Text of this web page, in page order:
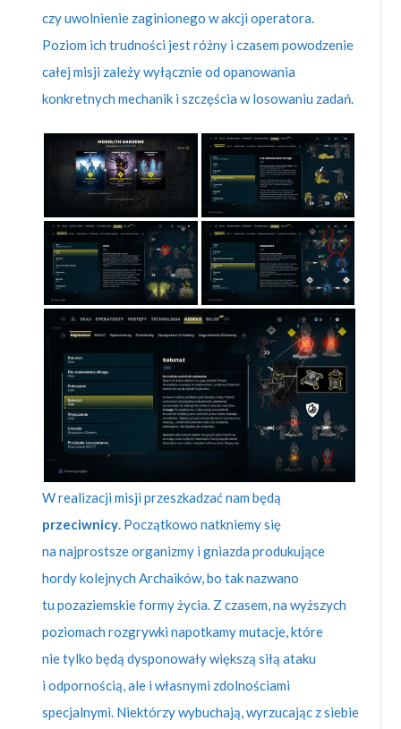
czy uwolnienie zaginionego w akcji operatora.
Poziom ich trudności jest różny i czasem powodzenie
całej misji zależy wyłącznie od opanowania
konkretnych mechanik i szczęścia w losowaniu zadań.
W realizacji misji przeszkadzać nam będą
przeciwnicy. Początkowo natkniemy się
na najprostsze organizmy i gniazda produkujące
hordy kolejnych Archaików, bo tak nazwano
tu pozaziemskie formy życia. Z czasem, na wyższych
poziomach rozgrywki napotkamy mutacje, które
nie tylko będą dysponowały większą siłą ataku
i odpornością, ale i własnymi zdolnościami
specjalnymi. Niektórzy wybuchają, wyrzucając z siebie